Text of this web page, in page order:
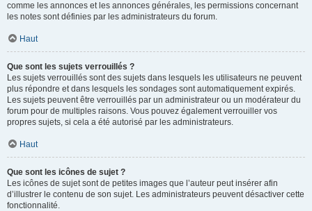
comme les annonces et les annonces générales, les permissions concernant
les notes sont définies par les administrateurs du forum.
Haut
Que sont les sujets verrouillés ?
Les sujets verrouillés sont des sujets dans lesquels les utilisateurs ne peuvent
plus répondre et dans lesquels les sondages sont automatiquement expirés.
Les sujets peuvent être verrouillés par un administrateur ou un modérateur du
forum pour de multiples raisons. Vous pouvez également verrouiller vos
propres sujets, si cela a été autorisé par les administrateurs.
Haut
Que sont les icônes de sujet ?
Les icônes de sujet sont de petites images que l’auteur peut insérer afin
d’illustrer le contenu de son sujet. Les administrateurs peuvent désactiver cette
fonctionnalité.